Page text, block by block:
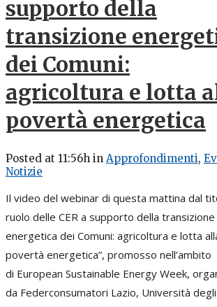
supporto della
transizione
dei Comuni:
agricoltura e lotta
povertà energetica
Posted at 11:56h in Approfondimenti,
Notizie
Il video del webinar di questa mattina dal
ruolo delle CER a supporto della transizione
energetica dei Comuni: agricoltura e lotta
povertà energetica”, promosso nell’ambito
di European Sustainable Energy Week,
da Federconsumatori Lazio, Università